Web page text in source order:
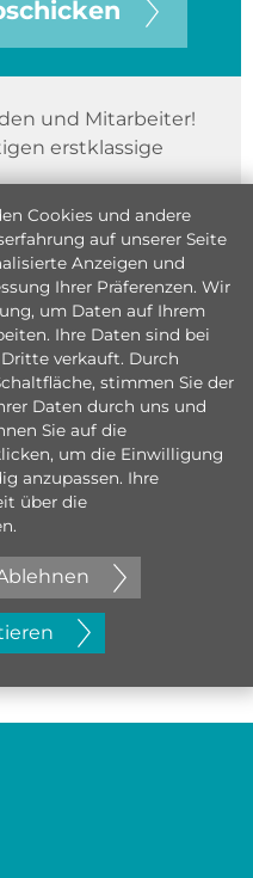
und Mitarbeiter!
erstklassige
Cookies und andere
auf unserer Seite
Anzeigen und
Ihrer Präferenzen. Wir
um Daten auf Ihrem
Ihre Daten sind bei
verkauft. Durch
stimmen Sie der
Daten durch uns und
Sie auf die
um die Einwilligung
anzupassen. Ihre
über die